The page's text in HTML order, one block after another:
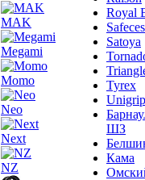
MAK
Megami
Momo
Neo
Next
NZ
Royal
Satoya
Tyrex
Unigrip
ШЗ
Кама